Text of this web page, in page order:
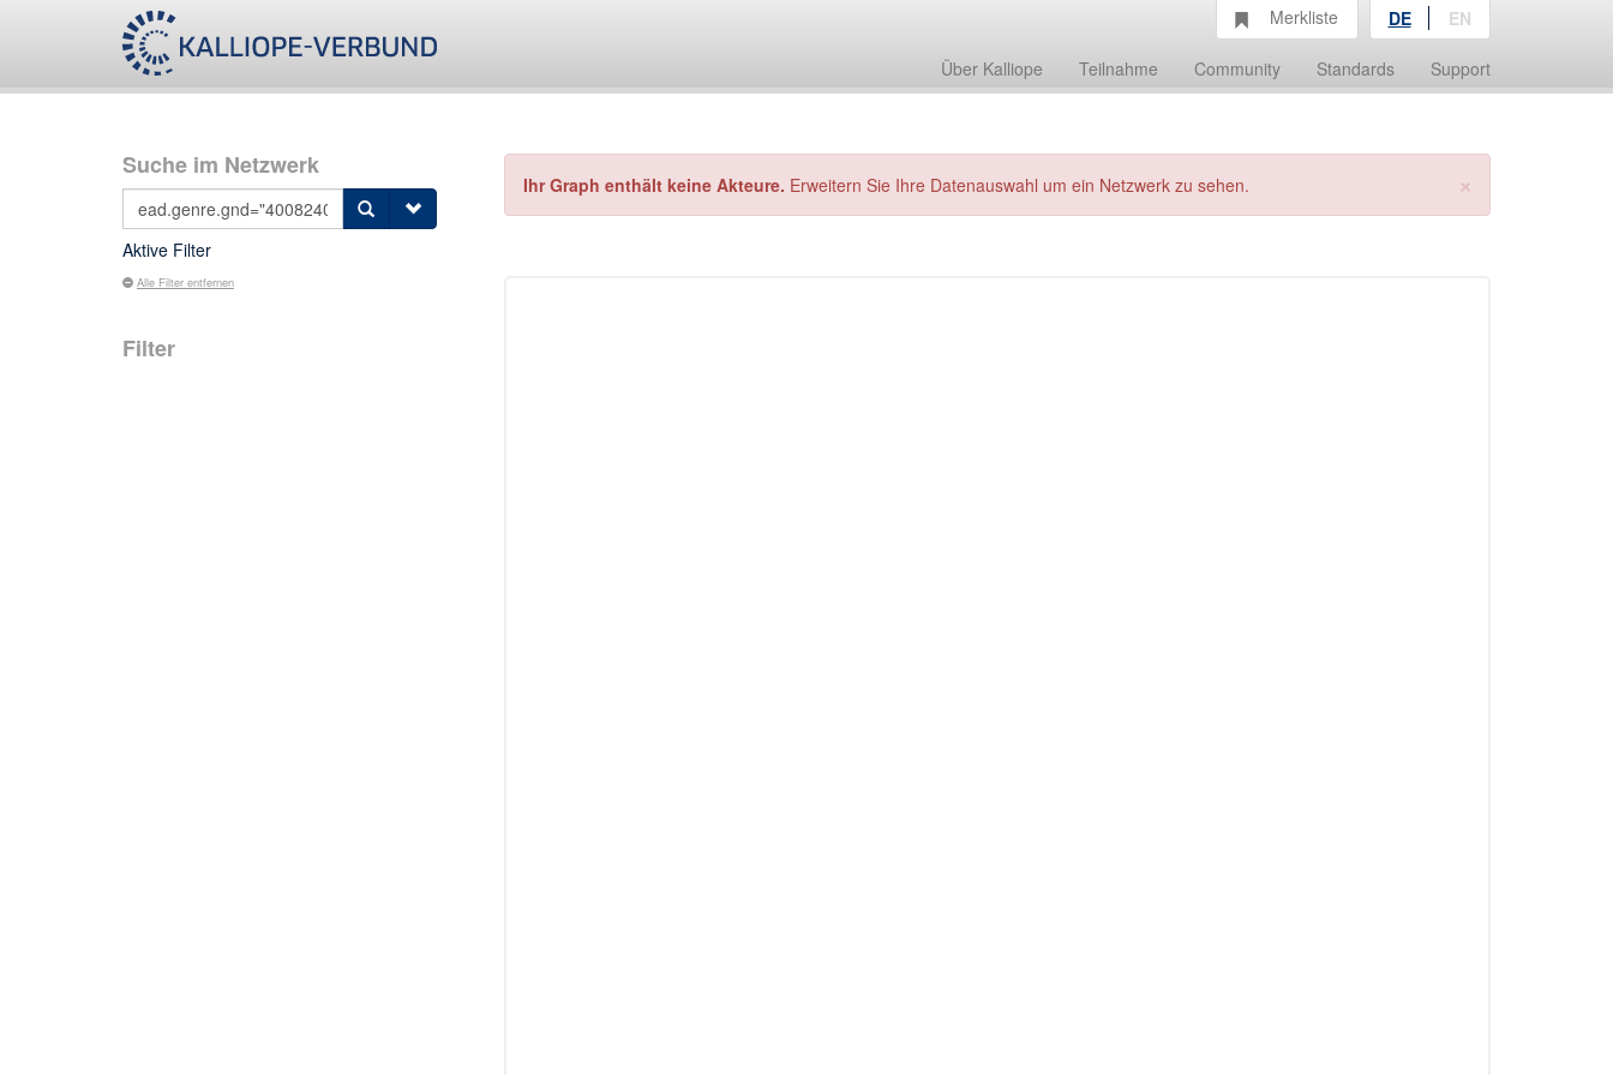
Über Kalliope Teilnahme Community Standards Support
Merkliste DE EN
Suche im Netzwerk
Aktive Filter
Alle Filter entfernen
Filter
×
Ihr Graph enthält keine Akteure. Erweitern Sie Ihre Datenauswahl um ein Netzwerk zu sehen.